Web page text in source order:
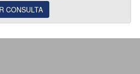
CONSULTA